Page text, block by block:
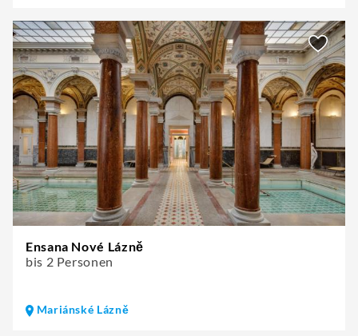
Ensana Nové Lázně
bis 2 Personen
Mariánské Lázně